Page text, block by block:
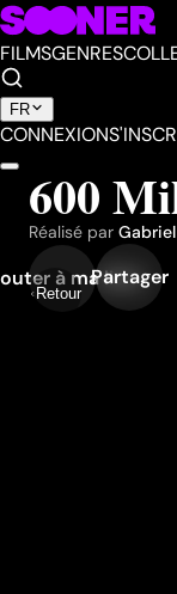
FILMSGENRES
FR
CONNEXION
Retour
600
Réalisé par
à ma liste
Partager